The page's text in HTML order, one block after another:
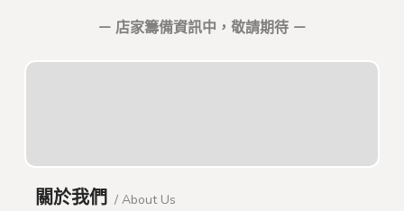
－ 店家籌備資訊中，敬請期待 －
關於我們 / About Us